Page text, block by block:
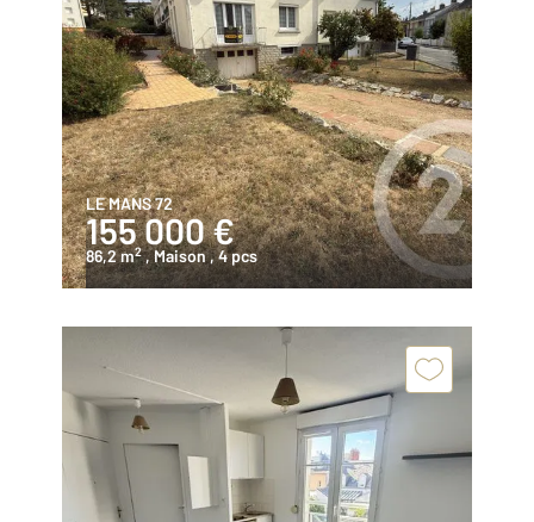
LE MANS 72
155 000 €
86,2 m2 , Maison , 4 pcs